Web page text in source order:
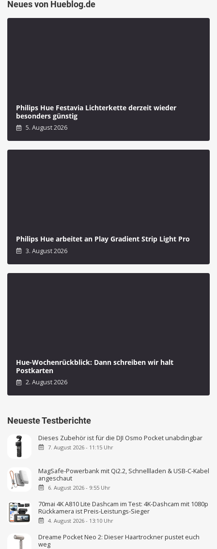
Neues von Hueblog.de
Philips Hue Festavia Lichterkette derzeit wieder
besonders günstig
5. August 2026
Philips Hue arbeitet an Play Gradient Strip Light Pro
3. August 2026
Hue-Wochenrückblick: Dann schreiben wir halt
Postkarten
2. August 2026
Neueste Testberichte
Dieses Zubehör ist für die DJI Osmo Pocket unabdingbar
7. August 2026 - 11:15 Uhr
MagSafe-Powerbank mit Qi2.2, Schnellladen & USB-C-Kabel
angeschaut
6. August 2026 - 9:55 Uhr
70mai 4K A810 Lite Dashcam im Test: 4K-Dashcam mit 1080p
Rückkamera ist Preis-Leistungs-Sieger
4. August 2026 - 13:10 Uhr
Dreame Pocket Neo 2: Dieser Haartrockner pustet euch
weg